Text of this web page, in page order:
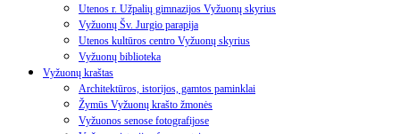
Utenos r. Užpalių gimnazijos Vyžuonų skyrius
Vyžuonų Šv. Jurgio parapija
Utenos kultūros centro Vyžuonų skyrius
Vyžuonų biblioteka
Vyžuonų kraštas
Architektūros, istorijos, gamtos paminklai
Žymūs Vyžuonų krašto žmonės
Vyžuonos senose fotografijose